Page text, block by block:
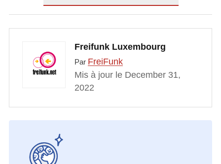
Freifunk Luxembourg
Par FreiFunk
Mis à jour le December 31,
2022